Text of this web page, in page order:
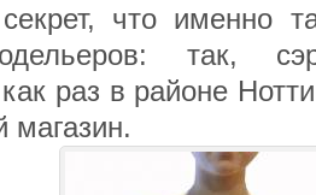
что именно
так,
раз в районе
магазин.